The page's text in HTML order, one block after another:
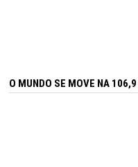
O MUNDO SE MOVE NA